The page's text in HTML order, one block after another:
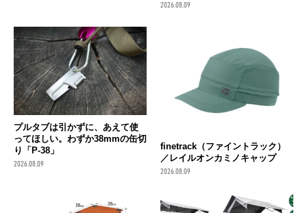
2026.08.09
プルタブは引かずに、あえて使
ってほしい。わずか38mmの缶切
り「P-38」
2026.08.09
finetrack（ファイントラック）
／レイルオンカミノキャップ
2026.08.09